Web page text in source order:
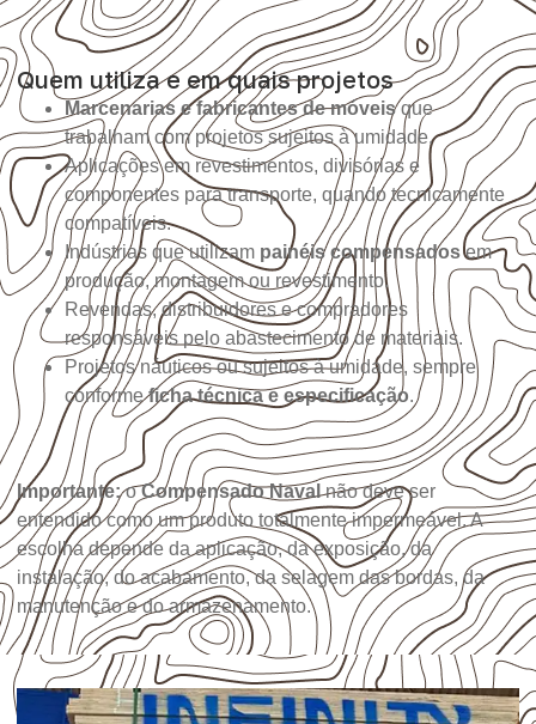
Quem utiliza e em quais projetos
Marcenarias e fabricantes de móveisque
trabalham com projetos sujeitos à umidade.
Aplicações em revestimentos, divisórias e
componentes para transporte, quando tecnicamente
compatíveis.
Indústrias que utilizam painéis compensadosem
produção, montagem ou revestimento.
Revendas, distribuidores e compradores
responsáveis pelo abastecimento de materiais.
Projetos náuticos ou sujeitos à umidade, sempre
conformeficha técnica e especificação.
Importante:oCompensado Navalnão deve ser
entendido como um produto totalmente impermeável. A
escolha depende da aplicação, da exposição, da
instalação, do acabamento, da selagem das bordas, da
manutenção e do armazenamento.